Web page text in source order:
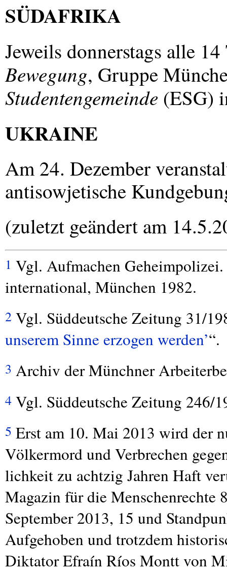
SÜDAFRIKA
Jeweils donnerstags alle
Bewegung, Gruppe
Studentengemeinde (ESG)
UKRAINE
Am 24. Dezember
antisowjetische
(zuletzt geändert am
1 Vgl. Aufmachen
international, München 1982.
2 Vgl. Süddeutsche Zeitung 31/
unserem Sinne erzogen werden’“.
3 Archiv der Münchner
4 Vgl. Süddeutsche Zeitung 246/
5 Erst am 10. Mai 2013 wird der
Völkermord und Verbrechen
lichkeit zu achtzig Jahren Haft
Magazin für die Menschenrechte
September 2013, 15 und
Aufgehoben und trotzdem
Diktator Efraín Ríos Montt von